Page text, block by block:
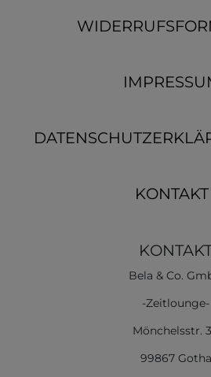
KONTAKT
Bela & Co.
-Zeitlounge-
Mönchelsstr.
99867 Gotha